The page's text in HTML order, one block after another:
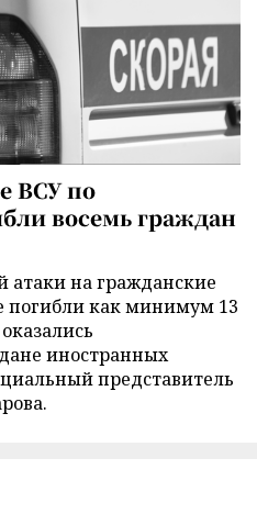
ВСУ по
восемь граждан
атаки на гражданские
погибли как минимум 13
иностранных
представитель